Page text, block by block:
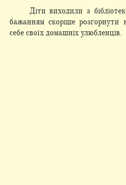
Діти виходили з
бажанням скоріше розгорнути
себе своїх домашніх улюбленців.